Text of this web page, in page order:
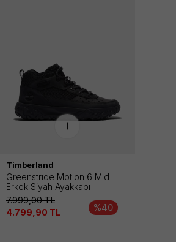
Timberland
Greenstrıde Motıon 6 Mıd
Erkek Siyah Ayakkabı
7.999,00TL
4.799,90 TL %40